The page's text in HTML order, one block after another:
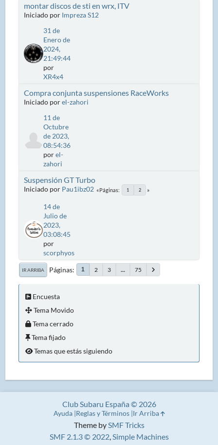
montar discos de sti en wrx, ITV
Iniciado por Impreza S12
31 de
Enero de
2024,
21:49:44
por
XR4x4
Compra conjunta suspensiones RaceWorks
Iniciado porel-zahori
11 de
Octubre
de 2023,
08:54:36
porel-
zahori
Suspensión GT Turbo
Iniciado por Pau1ibz02 Páginas 1 2
14 de
Julio de
2023,
03:08:45
por
scorphyos
IR ARRIBA Páginas 1 2 3 ... 75
Encuesta
Tema Movido
Tema cerrado
Tema fijado
Temas que estás siguiendo
Theme bySMF Tricks
SMF 2.1.3 © 2022,Simple Machines
Club Subaru España © 2026
Ayuda Reglas y Términos Ir Arriba